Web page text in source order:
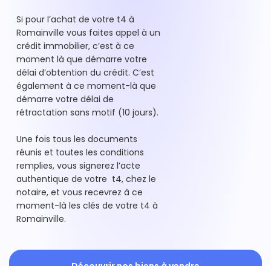
Si pour l’achat de votre t4 à
Romainville vous faites appel à un
crédit immobilier, c’est à ce
moment là que démarre votre
délai d’obtention du crédit. C’est
également à ce moment-là que
démarre votre délai de
rétractation sans motif (10 jours).
Une fois tous les documents
réunis et toutes les conditions
remplies, vous signerez l’acte
authentique de votre t4, chez le
notaire, et vous recevrez à ce
moment-là les clés de votre t4 à
Romainville.